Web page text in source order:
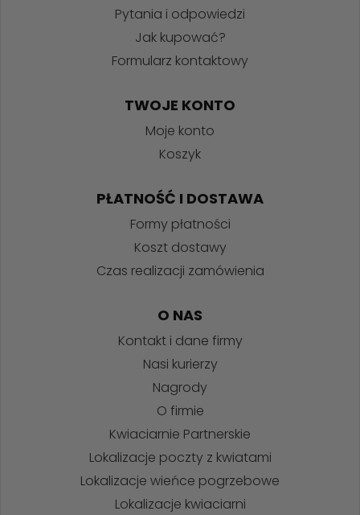
Pytania i odpowiedzi
Jak kupować?
Formularz kontaktowy
TWOJE KONTO
Moje konto
Koszyk
PŁATNOŚĆ I DOSTAWA
Formy płatności
Koszt dostawy
Czas realizacji zamówienia
O NAS
Kontakt i dane firmy
Nasi kurierzy
Nagrody
O firmie
Kwiaciarnie Partnerskie
Lokalizacje poczty z kwiatami
Lokalizacje wieńce pogrzebowe
Lokalizacje kwiaciarni